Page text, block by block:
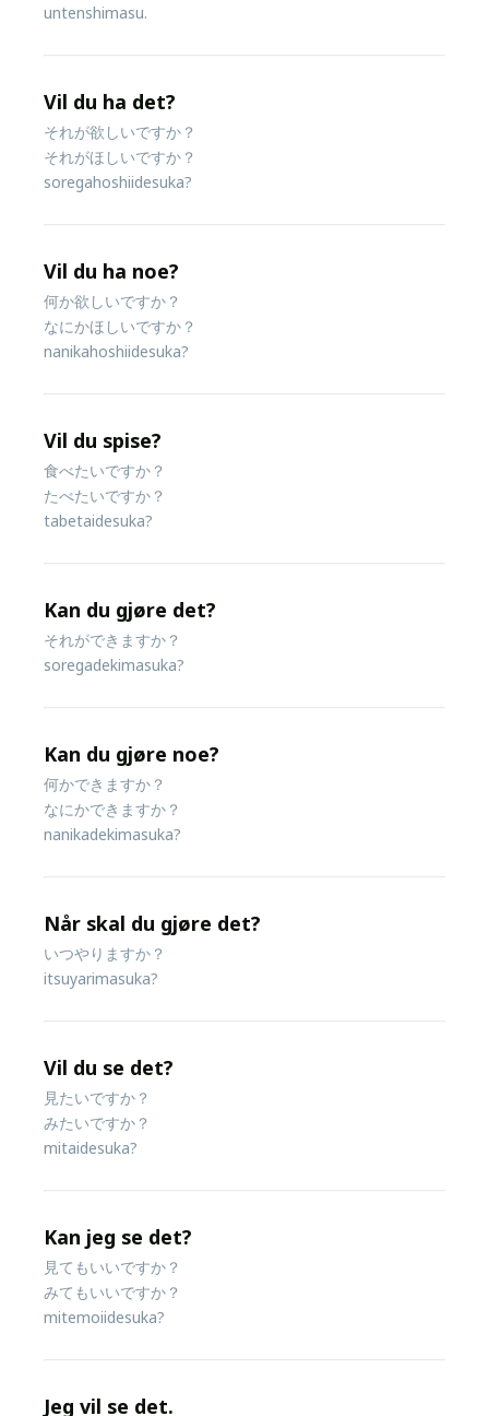
untenshimasu.
Vil du ha det?
それが欲しいですか？
それがほしいですか？
soregahoshiidesuka?
Vil du ha noe?
何か欲しいですか？
なにかほしいですか？
nanikahoshiidesuka?
Vil du spise?
食べたいですか？
たべたいですか？
tabetaidesuka?
Kan du gjøre det?
それができますか？
soregadekimasuka?
Kan du gjøre noe?
何かできますか？
なにかできますか？
nanikadekimasuka?
Når skal du gjøre det?
いつやりますか？
itsuyarimasuka?
Vil du se det?
見たいですか？
みたいですか？
mitaidesuka?
Kan jeg se det?
見てもいいですか？
みてもいいですか？
mitemoiidesuka?
Jeg vil se det.